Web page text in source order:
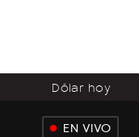
Dólar hoy
EN VIVO